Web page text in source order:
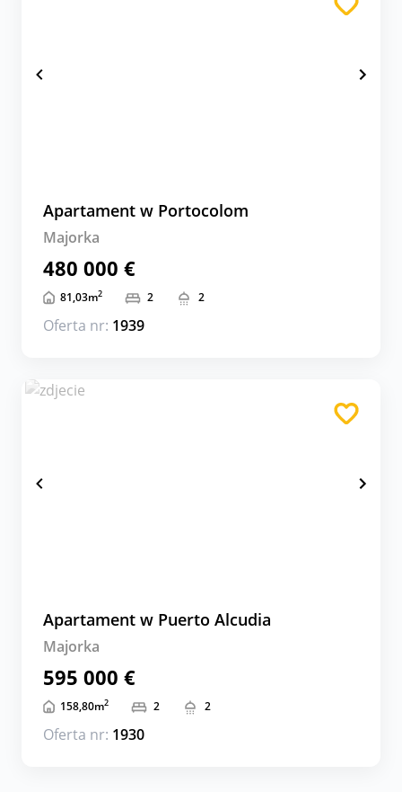
Apartament w Portocolom
Majorka
480 000 €
81,03m2 2 2
Oferta nr: 1939
Apartament w Puerto Alcudia
Majorka
595 000 €
158,80m2 2 2
Oferta nr: 1930